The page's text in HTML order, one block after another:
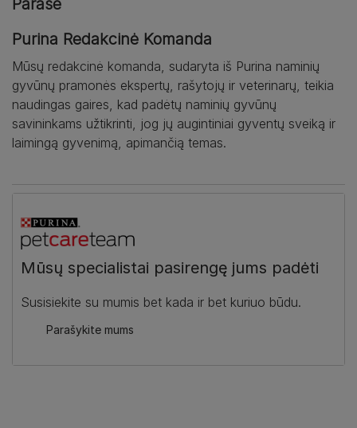
Purina Redakcinė Komanda
Mūsų redakcinė komanda, sudaryta iš Purina naminių
gyvūnų pramonės ekspertų, rašytojų ir veterinarų, teikia
naudingas gaires, kad padėtų naminių gyvūnų
savininkams užtikrinti, jog jų augintiniai gyventų sveiką ir
laimingą gyvenimą, apimančią temas.
Mūsų specialistai pasirengę jums padėti
Susisiekite su mumis bet kada ir bet kuriuo būdu.
Parašykite mums